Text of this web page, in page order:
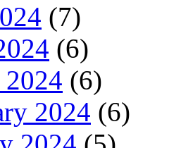
(7)
(6)
(6)
2024 (6)